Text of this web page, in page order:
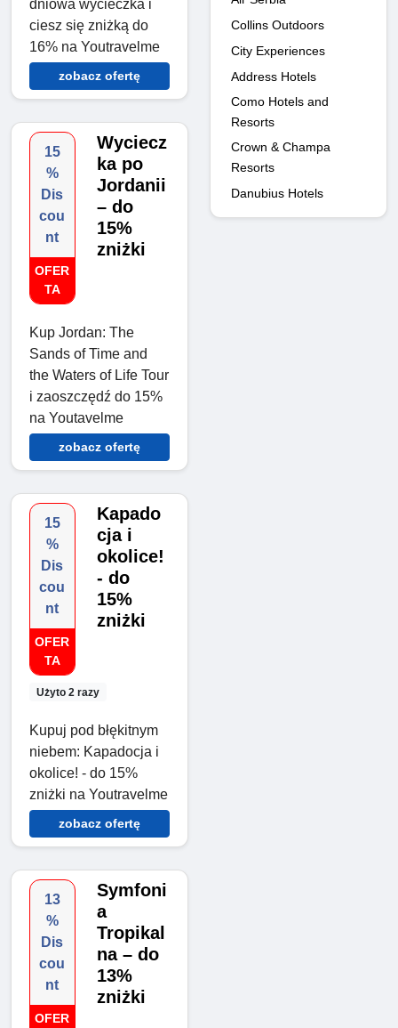
dniowa wycieczka i
ciesz się zniżką do
16% na Youtravelme
zobacz ofertę
15
%
Dis
cou
nt
OFER
TA
Wyciecz
ka po
Jordanii
– do
15%
zniżki
Kup Jordan: The
Sands of Time and
the Waters of Life Tour
i zaoszczędź do 15%
na Youtavelme
zobacz ofertę
15
%
Dis
cou
nt
OFER
TA
Użyto 2 razy
Kapado
cja i
okolice!
- do
15%
zniżki
Kupuj pod błękitnym
niebem: Kapadocja i
okolice! - do 15%
zniżki na Youtravelme
zobacz ofertę
13
%
Dis
cou
nt
OFER
Symfoni
a
Tropikal
na – do
13%
zniżki
Collins Outdoors
City Experiences
Address Hotels
Como Hotels and
Resorts
Crown & Champa
Resorts
Danubius Hotels